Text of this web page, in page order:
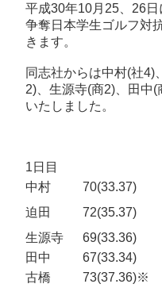
平成30年10月25、26
争奪日本学生ゴルフ対
きます。
同志社からは中村(社4)
2)、生源寺(商2)、田中
いたしました。
1日目
中村
70(33.37)
迫田
72(35.37)
生源寺
69(33.36)
田中
67(33.34)
古橋
73(37.36)※